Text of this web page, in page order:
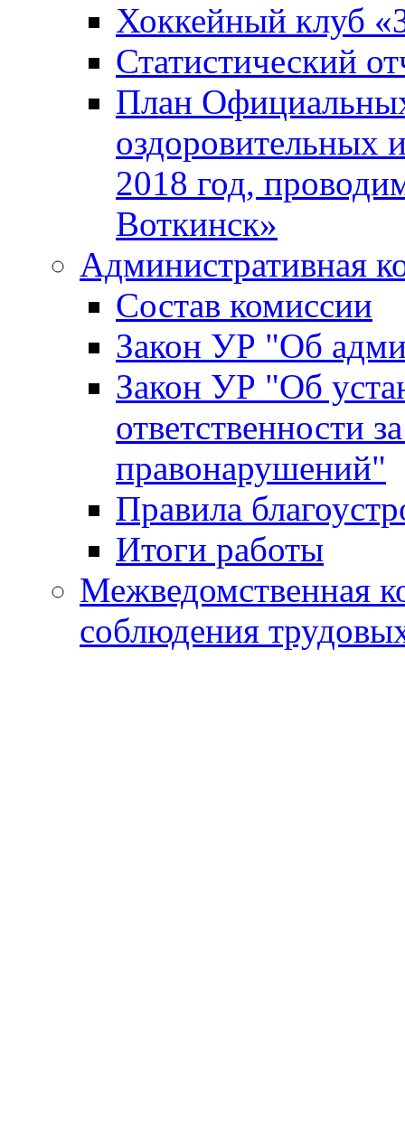
Хоккейный клуб
Статистический
План
оздоровительных
2018 год,
Воткинск»
Административная
Состав комиссии
Закон УР "Об
Закон УР "Об
ответственности
правонарушений"
Правила
Итоги работы
Межведомственная
соблюдения